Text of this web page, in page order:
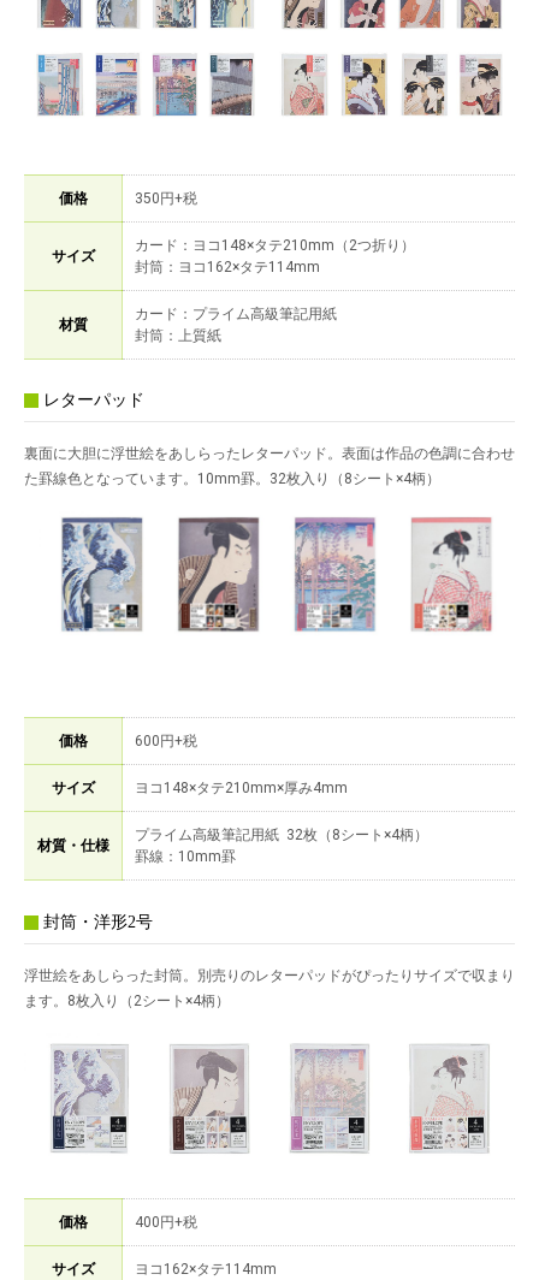
価格 350円+税
サイズ
カード：ヨコ148×タテ210mm（2つ折り）
封筒：ヨコ162×タテ114mm
材質
カード：プライム高級筆記用紙
封筒：上質紙
レターパッド
裏面に大胆に浮世絵をあしらったレターパッド。表面は作品の色調に合わせ
た罫線色となっています。10mm罫。32枚入り（8シート×4柄）
価格 600円+税
サイズ ヨコ148×タテ210mm×厚み4mm
材質・仕様
プライム高級筆記用紙 32枚（8シート×4柄）
罫線：10mm罫
封筒・洋形2号
浮世絵をあしらった封筒。別売りのレターパッドがぴったりサイズで収まり
ます。8枚入り（2シート×4柄）
価格 400円+税
サイズ ヨコ162×タテ114mm